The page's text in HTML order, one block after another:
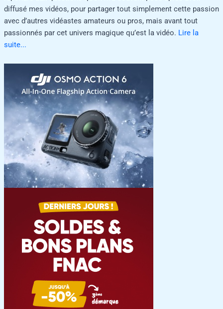
diffusé mes vidéos, pour partager tout simplement cette passion
avec d’autres vidéastes amateurs ou pros, mais avant tout
passionnés par cet univers magique qu’est la vidéo. Lire la
suite...